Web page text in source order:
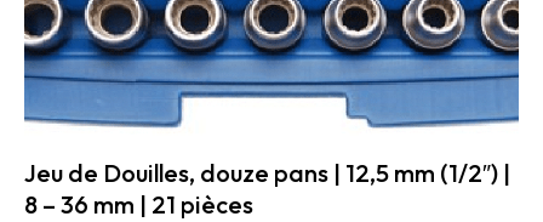
Jeu de Douilles, douze pans | 12,5 mm (1/2″) |
8 – 36 mm | 21 pièces